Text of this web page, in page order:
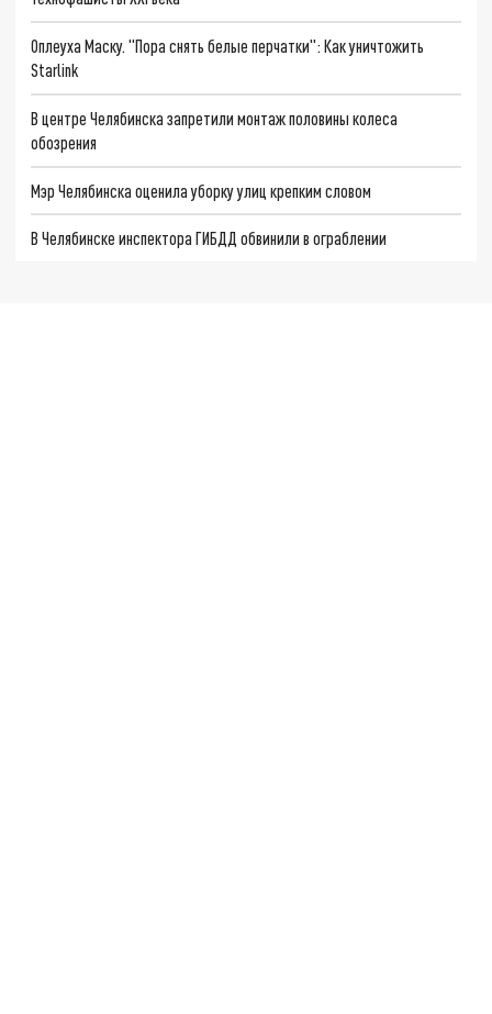
Оплеуха Маску. "Пора снять белые перчатки": Как уничтожить
Starlink
В центре Челябинска запретили монтаж половины колеса
обозрения
Мэр Челябинска оценила уборку улиц крепким словом
В Челябинске инспектора ГИБДД обвинили в ограблении